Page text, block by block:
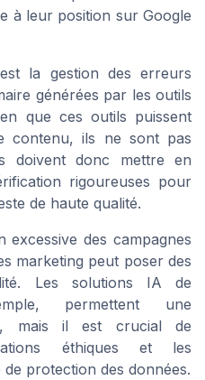
à leur position sur Google
la gestion des erreurs
générées par les outils
que ces outils puissent
contenu, ils ne sont pas
doivent donc mettre en
rigoureuses pour
de haute qualité.
excessive des campagnes
marketing peut poser des
Les solutions IA de
permettent une
mais il est crucial de
éthiques et les
protection des données.